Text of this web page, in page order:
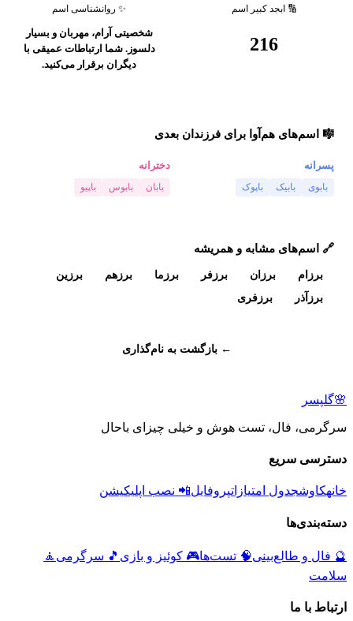
🔢 ابجد کبیر اسم
216
✨ روانشناسی اسم
شخصیتی آرام، مهربان و بسیار
دلسوز. شما ارتباطات عمیقی با
دیگران برقرار می‌کنید.
🎼 اسم‌های هم‌آوا برای فرزندان بعدی
پسرانه
بابوی بابیک باپوک
دخترانه
بابان بابوس باپیو
🔗 اسم‌های مشابه و همریشه
برزام برزان برزفر برزما برزهم
برزین
برزآذر
برزفری
← بازگشت به نام‌گذاری
🌸گلپسر
سرگرمی، فال، تست هوش و خیلی چیزای باحال
دسترسی سریع
خانهکاوشجدول امتیازاتپروفایل📲 نصب اپلیکیشن
دسته‌بندی‌ها
🔮 فال و طالع‌بینی🧠 تست‌ها🎮 کوئیز و بازی 🎵 سرگرمی 🧘
سلامت
ارتباط با ما